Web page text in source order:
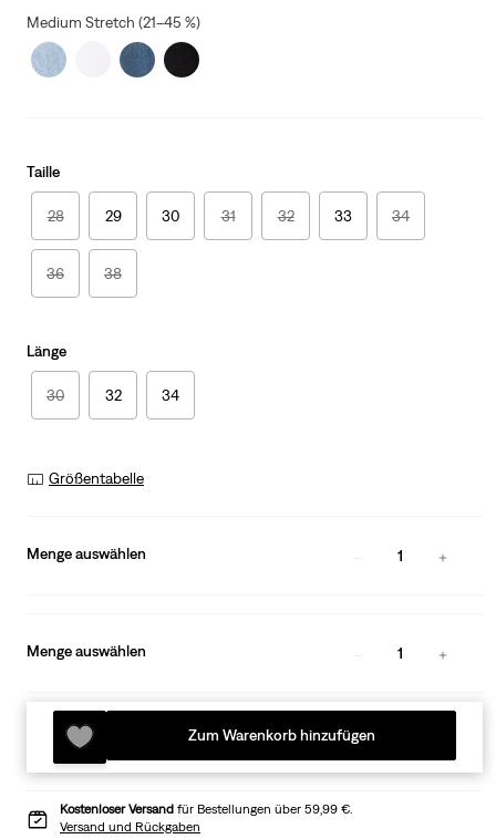
Medium Stretch (21–45 %)
Taille
28 29 30 31 32 33 34
36 38
Länge
30 32 34
Größentabelle
Menge auswählen 1
Menge auswählen 1
Zum Warenkorb hinzufügen
Kostenloser Versand für Bestellungen über 59,99 €.
Versand und Rückgaben